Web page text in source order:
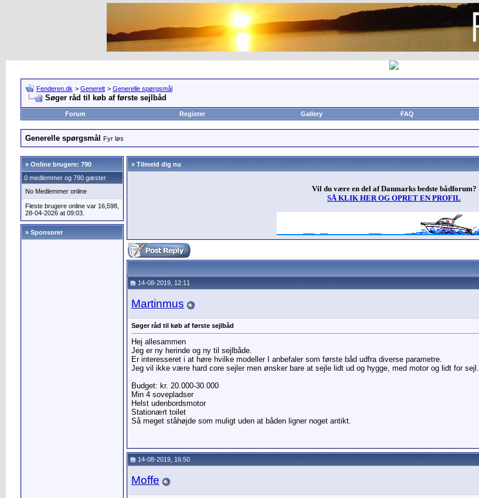
Fenderen.dk > Generelt > Generelle spørgsmål
Søger råd til køb af første sejlbåd
Forum
Register Gallery FAQ
Generelle spørgsmål Fyr løs
» Online brugere: 790
0 medlemmer og 790 gæster
No Medlemmer online
Fleste brugere online var 16,598,
28-04-2026 at 09:03.
» Sponsorer
» Tilmeld dig nu
Vil du være en del af Danmarks bedste bådforum?
SÅ KLIK HER OG OPRET EN PROFIL
14-08-2019, 12:11
Martinmus
Søger råd til køb af første sejlbåd
Hej allesammen
Jeg er ny herinde og ny til sejlbåde.
Er interesseret i at høre hvilke modeller I anbefaler som første båd udfra diverse parametre.
Jeg vil ikke være hard core sejler men ønsker bare at sejle lidt ud og hygge, med motor og lidt for sejl.
Budget: kr. 20.000-30.000
Min 4 sovepladser
Helst udenbordsmotor
Stationært toilet
Så meget ståhøjde som muligt uden at båden ligner noget antikt.
14-08-2019, 16:50
Moffe